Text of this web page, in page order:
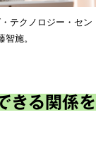
テクノロジー・セン
施。
きる関係を